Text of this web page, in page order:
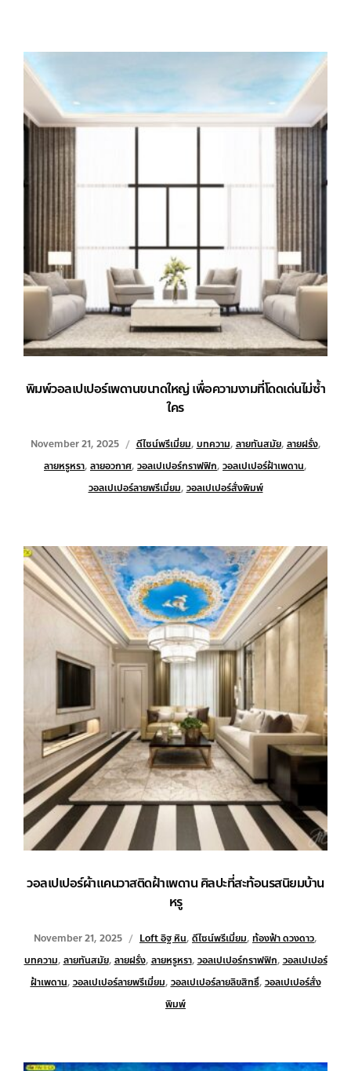
พิมพ์วอลเปเปอร์เพดานขนาดใหญ่ เพื่อความงามที่โดดเด่นไม่ซ้ำ
ใคร
November 21, 2025 ดีไซน์พรีเมี่ยม, บทความ, ลายทันสมัย, ลายฝรั่ง,
ลายหรูหรา, ลายอวกาศ, วอลเปเปอร์กราฟฟิก, วอลเปเปอร์ฝ้าเพดาน,
วอลเปเปอร์ลายพรีเมี่ยม, วอลเปเปอร์สั่งพิมพ์
วอลเปเปอร์ผ้าแคนวาสติดฝ้าเพดาน ศิลปะที่สะท้อนรสนิยมบ้าน
หรู
November 21, 2025 Loft อิฐ หิน, ดีไซน์พรีเมี่ยม, ท้องฟ้า ดวงดาว,
บทความ, ลายทันสมัย, ลายฝรั่ง, ลายหรูหรา, วอลเปเปอร์กราฟฟิก, วอลเปเปอร์
ฝ้าเพดาน, วอลเปเปอร์ลายพรีเมี่ยม, วอลเปเปอร์ลายลิขสิทธิ์, วอลเปเปอร์สั่ง
พิมพ์